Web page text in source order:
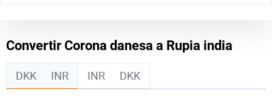
Convertir Corona danesa a Rupia india
DKK INR INR DKK